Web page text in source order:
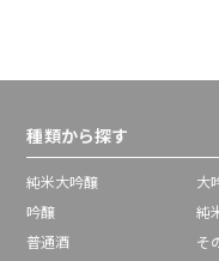
種類から探す
純米大吟醸 大
吟醸
純
普通酒
そ